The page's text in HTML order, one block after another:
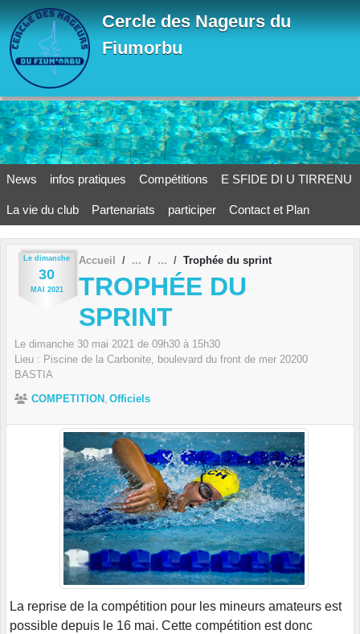
Cercle des Nageurs du
Fiumorbu
News infos pratiques Compétitions E SFIDE DI U TIRRENU
La vie du club Partenariats participer Contact et Plan
Le dimanche
30
MAI 2021
Accueil Trophée du sprint
TROPHÉE DU
SPRINT
Le dimanche 30 mai 2021 de 09h30 à 15h30
Lieu : Piscine de la Carbonite, boulevard du front de mer 20200
BASTIA
COMPETITION Officiels
La reprise de la compétition pour les mineurs amateurs est
possible depuis le 16 mai. Cette compétition est donc
Panneau de gestion des cookies